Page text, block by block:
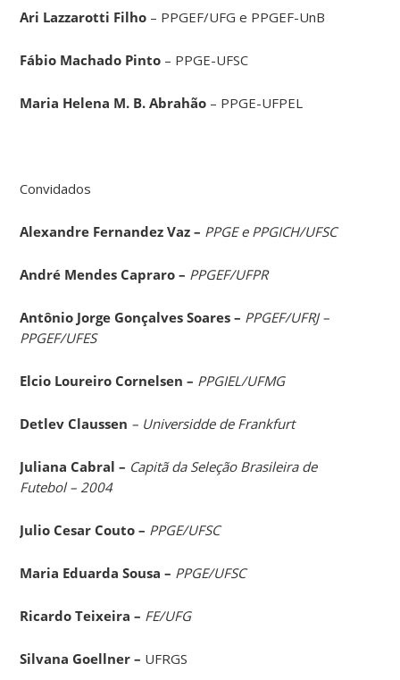
Ari Lazzarotti Filho – PPGEF/UFG e PPGEF-UnB
Fábio Machado Pinto – PPGE-UFSC
Maria Helena M. B. Abrahão – PPGE-UFPEL
Convidados
Alexandre Fernandez Vaz – PPGE e PPGICH/UFSC
André Mendes Capraro – PPGEF/UFPR
Antônio Jorge Gonçalves Soares – PPGEF/UFRJ–
PPGEF/UFES
Elcio Loureiro Cornelsen – PPGIEL/UFMG
Detlev Claussen – Universidde de Frankfurt
Juliana Cabral – Capitã da Seleção Brasileira de
Futebol – 2004
Julio Cesar Couto – PPGE/UFSC
Maria Eduarda Sousa – PPGE/UFSC
Ricardo Teixeira – FE/UFG
Silvana Goellner – UFRGS